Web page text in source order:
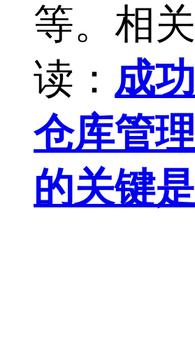
等。相
读： 成
仓库管
的关键